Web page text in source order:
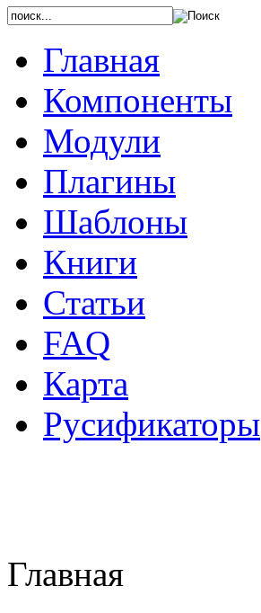
Главная
Компоненты
Модули
Плагины
Шаблоны
Книги
Статьи
FAQ
Карта
Русификаторы
Главная